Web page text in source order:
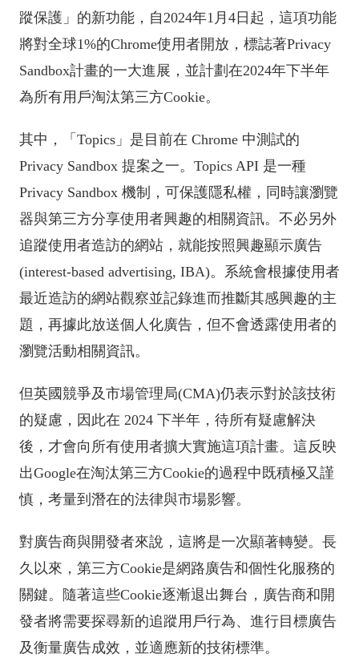
蹤保護」的新功能，自2024年1月4日起，這項功能
將對全球1%的Chrome使用者開放，標誌著Privacy
Sandbox計畫的一大進展，並計劃在2024年下半年
為所有用戶淘汰第三方Cookie。
其中，「Topics」是目前在 Chrome 中測試的
Privacy Sandbox 提案之一。Topics API 是一種
Privacy Sandbox 機制，可保護隱私權，同時讓瀏覽
器與第三方分享使用者興趣的相關資訊。不必另外
追蹤使用者造訪的網站，就能按照興趣顯示廣告
(interest-based advertising, IBA)。系統會根據使用者
最近造訪的網站觀察並記錄進而推斷其感興趣的主
題，再據此放送個人化廣告，但不會透露使用者的
瀏覽活動相關資訊。
但英國競爭及市場管理局(CMA)仍表示對於該技術
的疑慮，因此在 2024 下半年，待所有疑慮解決
後，才會向所有使用者擴大實施這項計畫。這反映
出Google在淘汰第三方Cookie的過程中既積極又謹
慎，考量到潛在的法律與市場影響。
對廣告商與開發者來說，這將是一次顯著轉變。長
久以來，第三方Cookie是網路廣告和個性化服務的
關鍵。隨著這些Cookie逐漸退出舞台，廣告商和開
發者將需要探尋新的追蹤用戶行為、進行目標廣告
及衡量廣告成效，並適應新的技術標準。